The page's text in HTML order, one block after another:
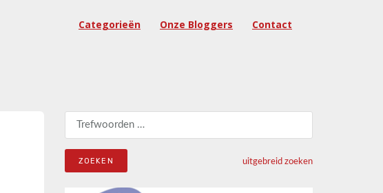
Categorieën Onze Bloggers Contact
Zoeken naar:
uitgebreid zoeken